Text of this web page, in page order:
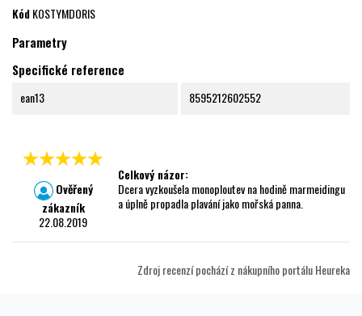
KódKOSTYMDORIS
Parametry
Specifické reference
ean13 8595212602552
Ověřený
zákazník
22.08.2019
Celkový názor:
Dcera vyzkoušela monoploutev na hodině marmeidingu
a úplně propadla plavání jako mořská panna.
Zdroj recenzí pochází z nákupního portálu Heureka